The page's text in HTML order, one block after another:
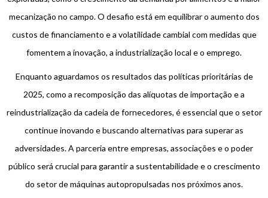
mecanização no campo. O desafio está em equilibrar o aumento dos
custos de financiamento e a volatilidade cambial com medidas que
fomentem a inovação, a industrialização local e o emprego.
Enquanto aguardamos os resultados das políticas prioritárias de
2025, como a recomposição das alíquotas de importação e a
reindustrialização da cadeia de fornecedores, é essencial que o setor
continue inovando e buscando alternativas para superar as
adversidades. A parceria entre empresas, associações e o poder
público será crucial para garantir a sustentabilidade e o crescimento
do setor de máquinas autopropulsadas nos próximos anos.